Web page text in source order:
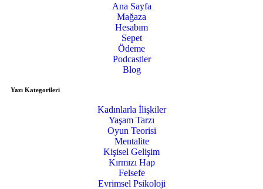
Ana Sayfa
Mağaza
Hesabım
Sepet
Ödeme
Podcastler
Blog
Yazı Kategorileri
Kadınlarla İlişkiler
Yaşam Tarzı
Oyun Teorisi
Mentalite
Kişisel Gelişim
Kırmızı Hap
Felsefe
Evrimsel Psikoloji